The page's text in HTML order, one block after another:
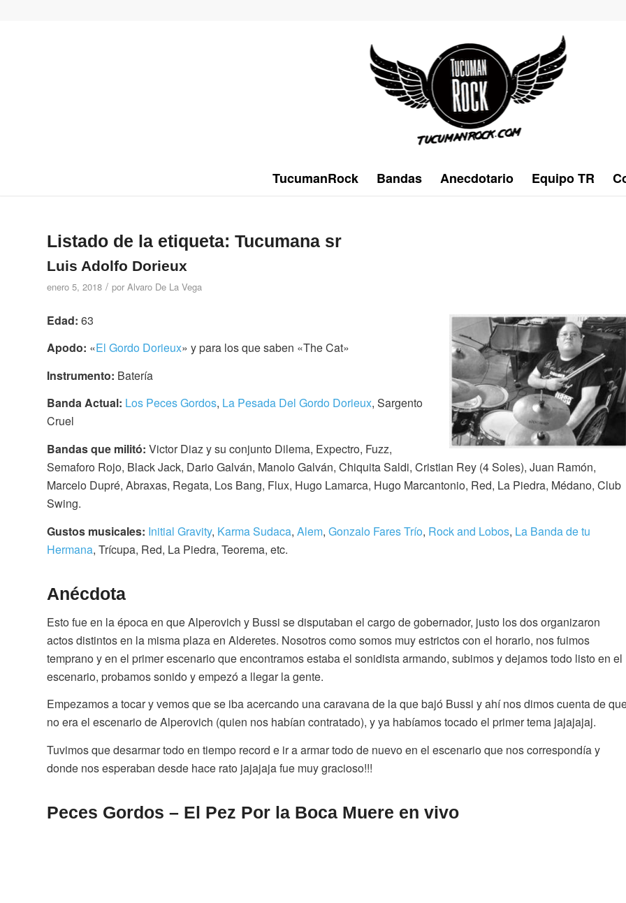
TucumanRock Bandas Anecdotario Equipo TR
Listado de la etiqueta: Tucumana sr
Luis Adolfo Dorieux
enero 5, 2018 / por Alvaro De La Vega
Edad: 63
Apodo: «El Gordo Dorieux» y para los que saben «The Cat»
Instrumento: Batería
Banda Actual: Los Peces Gordos, La Pesada Del Gordo Dorieux, Sargento
Cruel
Bandas que militó: Victor Diaz y su conjunto Dilema, Expectro, Fuzz,
Semaforo Rojo, Black Jack, Dario Galván, Manolo Galván, Chiquita Saldi, Cristian Rey (4 Soles), Juan Ramón,
Marcelo Dupré, Abraxas, Regata, Los Bang, Flux, Hugo Lamarca, Hugo Marcantonio, Red, La Piedra, Médano, Club
Swing.
Gustos musicales: Initial Gravity, Karma Sudaca, Alem, Gonzalo Fares Trío, Rock and Lobos, La Banda de tu
Hermana, Trícupa, Red, La Piedra, Teorema, etc.
Anécdota
Esto fue en la época en que Alperovich y Bussi se disputaban el cargo de gobernador, justo los dos organizaron
actos distintos en la misma plaza en Alderetes. Nosotros como somos muy estrictos con el horario, nos fuimos
temprano y en el primer escenario que encontramos estaba el sonidista armando, subimos y dejamos todo listo en el
escenario, probamos sonido y empezó a llegar la gente.
Empezamos a tocar y vemos que se iba acercando una caravana de la que bajó Bussi y ahí nos dimos cuenta de
no era el escenario de Alperovich (quien nos habían contratado), y ya habíamos tocado el primer tema jajajajaj.
Tuvimos que desarmar todo en tiempo record e ir a armar todo de nuevo en el escenario que nos correspondía y
donde nos esperaban desde hace rato jajajaja fue muy gracioso!!!
Peces Gordos – El Pez Por la Boca Muere en vivo